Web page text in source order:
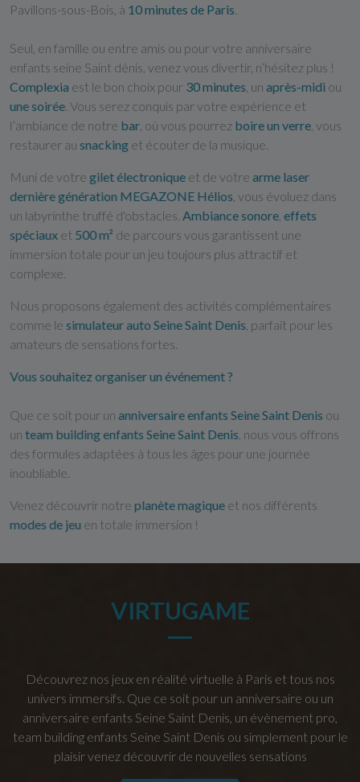
Pavillons-sous-Bois, à 10 minutes de Paris
Seul, en famille ou entre amis ou pour votre anniversaire
enfants seine Saint dénis, venez vous divertir, n’hésitez plus !
Complexia est le bon choix pour 30 minutes , un après-midi ou
une soirée . Vous serez conquis par votre expérience et
l’ambiance de notre bar , où vous pourrez boire un verre , vous
restaurer au snacking et écouter de la musique.
Muni de votre gilet électronique et de votre arme laser
dernière génération MEGAZONE Hélios , vous évoluez dans
un labyrinthe truffé d'obstacles. Ambiance sonore effets
spéciaux et 500 m² de parcours vous garantissent une
immersion totale pour un jeu toujours plus attractif et
complexe.
Nous proposons également des activités complémentaires
comme le simulateur auto Seine Saint Denis , parfait pour les
amateurs de sensations fortes.
Vous souhaitez organiser un événement ?
Que ce soit pour un anniversaire enfants Seine Saint Denis ou
un team building enfants Seine Saint Denis , nous vous offrons
des formules adaptées à tous les âges pour une journée
inoubliable.
Venez découvrir notre planète magique et nos différents
modes de jeu en totale immersion !
VIRTUGAME
Découvrez nos jeux en réalité virtuelle à Paris et tous nos
univers immersifs. Que ce soit pour un anniversaire ou un
anniversaire enfants Seine Saint Denis, un évènement pro,
team building enfants Seine Saint Denis ou simplement pour le
plaisir venez découvrir de nouvelles sensations